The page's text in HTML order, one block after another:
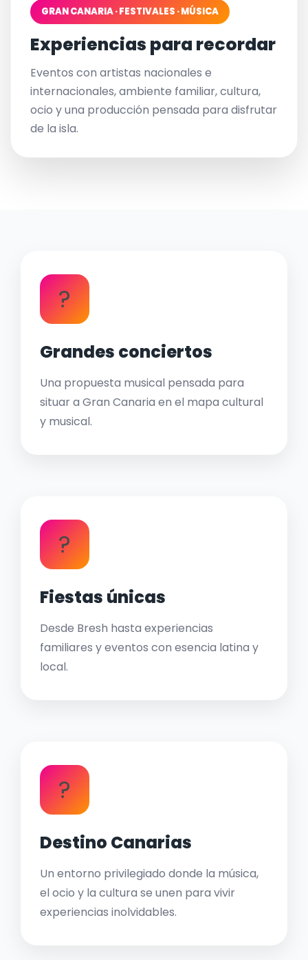
GRAN CANARIA · FESTIVALES · MÚSICA
Experiencias para recordar
Eventos con artistas nacionales e
internacionales, ambiente familiar, cultura,
ocio y una producción pensada para disfrutar
de la isla.
?
Grandes conciertos
Una propuesta musical pensada para
situar a Gran Canaria en el mapa cultural
y musical.
?
Fiestas únicas
Desde Bresh hasta experiencias
familiares y eventos con esencia latina y
local.
?
Destino Canarias
Un entorno privilegiado donde la música,
el ocio y la cultura se unen para vivir
experiencias inolvidables.